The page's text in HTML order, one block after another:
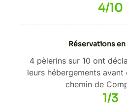
4/10
Réservations
4 pèlerins sur 10 ont
leurs hébergements avant
chemin de
1/3